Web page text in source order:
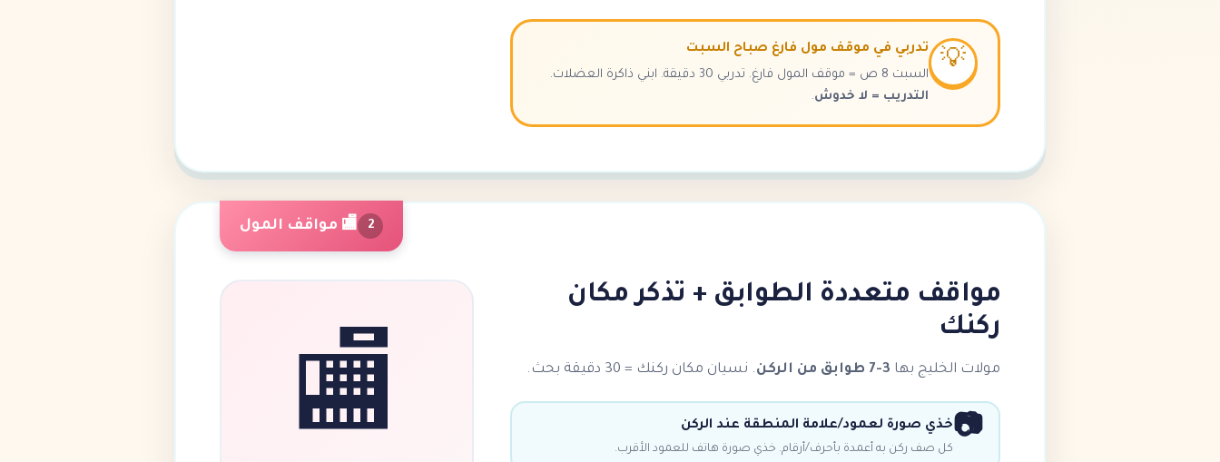
💡
تدربي في موقف مول فارغ صباح السبت
السبت 8 ص = موقف المول فارغ. تدربي 30 دقيقة. ابني ذاكرة العضلات.
التدريب = لا خدوش.
2 🏬 مواقف المول
مواقف متعددة الطوابق + تذكر مكان
ركنك
مولات الخليج بها 3-7 طوابق من الركن . نسيان مكان ركنك = 30 دقيقة بحث.
📷خذي صورة لعمود/علامة المنطقة عند الركن
كل صف ركن به أعمدة بأحرف/أرقام. خذي صورة هاتف للعمود الأقرب. 🏬